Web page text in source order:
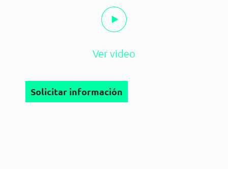
Ver video
Solicitar información